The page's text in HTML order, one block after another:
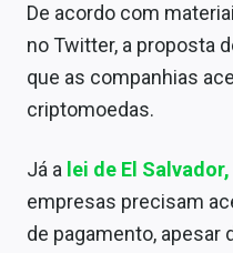
De acordo com
no Twitter, a proposta
que as companhias
criptomoedas.
Já a lei de El Salvador,
empresas precisam
de pagamento, apesar